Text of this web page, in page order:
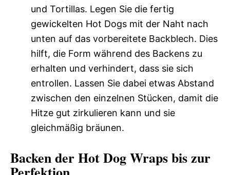
und Tortillas. Legen Sie die fertig
gewickelten Hot Dogs mit der Naht nach
unten auf das vorbereitete Backblech. Dies
hilft, die Form während des Backens zu
erhalten und verhindert, dass sie sich
entrollen. Lassen Sie dabei etwas Abstand
zwischen den einzelnen Stücken, damit die
Hitze gut zirkulieren kann und sie
gleichmäßig bräunen.
Backen der Hot Dog Wraps bis zur